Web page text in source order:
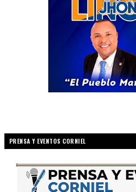
PRENSA Y EVENTOS CORNIEL